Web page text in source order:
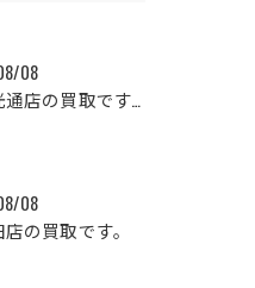
08
青森観光通店の買取です。
08
の買取です。